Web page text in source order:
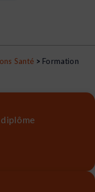
Santé > Formation